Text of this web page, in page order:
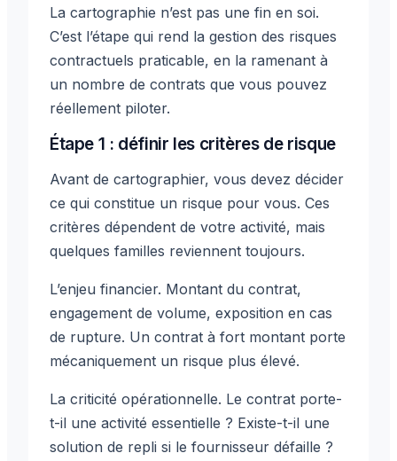
La cartographie n’est pas une fin en soi.
C’est l’étape qui rend la gestion des risques
contractuels praticable, en la ramenant à
un nombre de contrats que vous pouvez
réellement piloter.
Étape 1 : définir les critères de risque
Avant de cartographier, vous devez décider
ce qui constitue un risque pour vous. Ces
critères dépendent de votre activité, mais
quelques familles reviennent toujours.
L’enjeu financier. Montant du contrat,
engagement de volume, exposition en cas
de rupture. Un contrat à fort montant porte
mécaniquement un risque plus élevé.
La criticité opérationnelle. Le contrat porte-
t-il une activité essentielle ? Existe-t-il une
solution de repli si le fournisseur défaille ?